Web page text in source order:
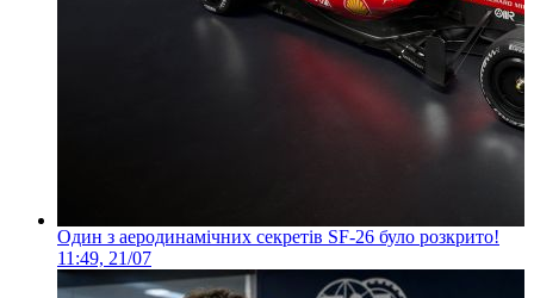
Один з аеродинамічних секретів SF-26 було розкрито!
11:49, 21/07